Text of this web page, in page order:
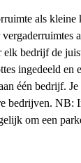
als kleine
bedrijf de
ingedeeld en
één bedrijf. Je
bedrijven. NB:
om een